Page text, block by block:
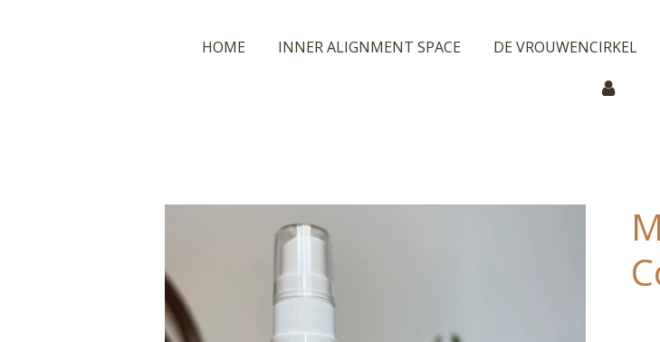
HOME INNER ALIGNMENT SPACE DE VROUWENCIRKEL